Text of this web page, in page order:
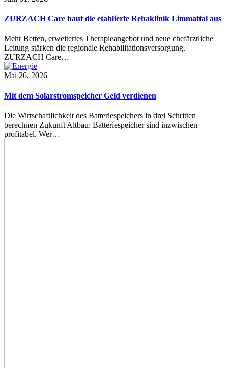
ZURZACH Care baut die etablierte Rehaklinik Limmattal aus
Mehr Betten, erweitertes Therapieangebot und neue chefärztliche
Leitung stärken die regionale Rehabilitationsversorgung.
ZURZACH Care…
Mai 26, 2026
Mit dem Solarstromspeicher Geld verdienen
Die Wirtschaftlichkeit des Batteriespeichers in drei Schritten
berechnen Zukunft Altbau: Batteriespeicher sind inzwischen
profitabel. Wer…